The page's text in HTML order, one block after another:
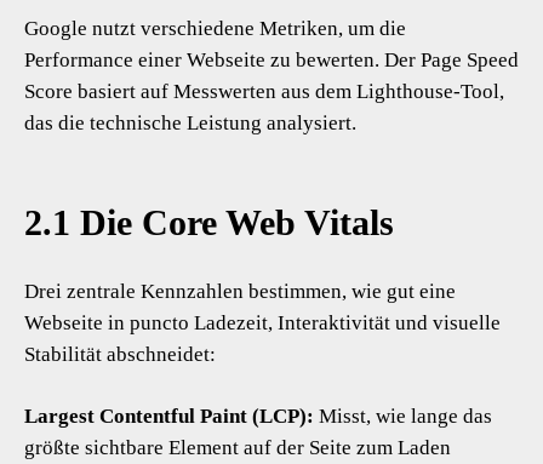
Google nutzt verschiedene Metriken, um die
Performance einer Webseite zu bewerten. Der Page Speed
Score basiert auf Messwerten aus dem Lighthouse-Tool,
das die technische Leistung analysiert.
2.1 Die Core Web Vitals
Drei zentrale Kennzahlen bestimmen, wie gut eine
Webseite in puncto Ladezeit, Interaktivität und visuelle
Stabilität abschneidet:
Largest Contentful Paint (LCP): Misst, wie lange das
größte sichtbare Element auf der Seite zum Laden